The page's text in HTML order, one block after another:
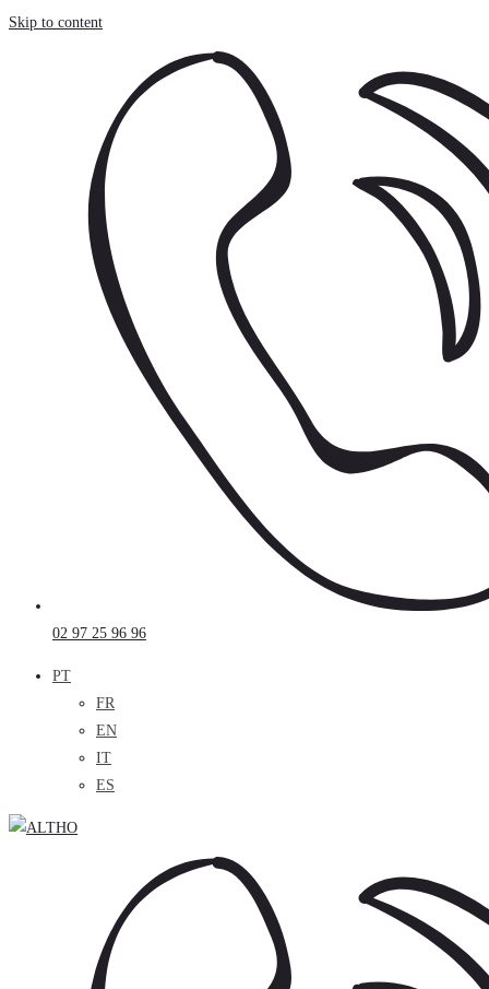
Painel de Gerenciamento de Cookies
Skip to content
02 97 25 96 96
PT
FR
EN
IT
ES